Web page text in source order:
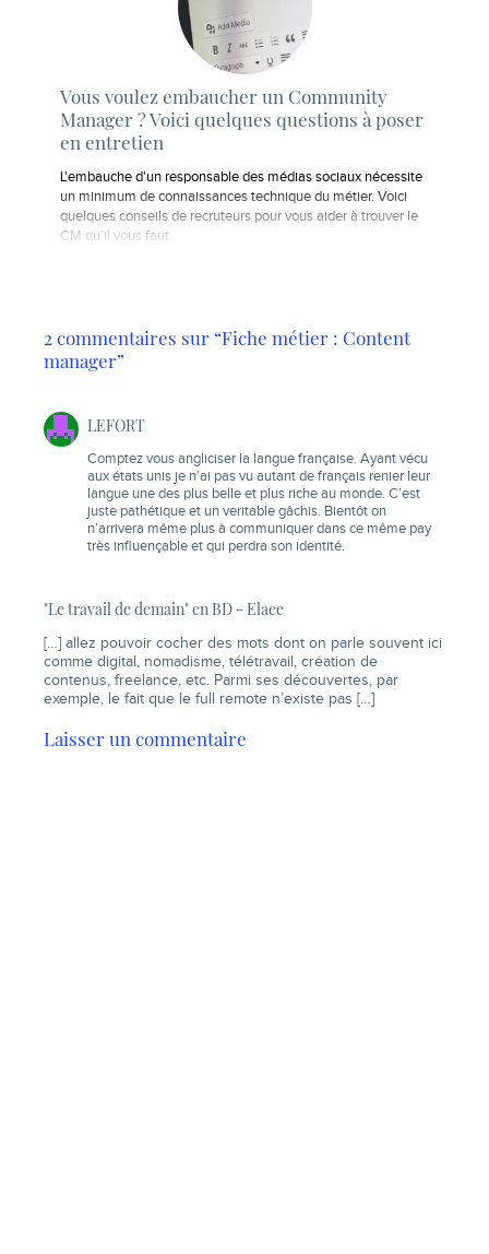
Vous voulez embaucher un Community
Manager ? Voici quelques questions à poser
en entretien
L'embauche d'un responsable des médias sociaux nécessite
un minimum de connaissances technique du métier. Voici
quelques conseils de recruteurs pour vous aider à trouver le
CM qu’il vous faut.
2 commentaires sur “Fiche métier : Content
manager”
LEFORT
Comptez vous angliciser la langue française. Ayant vécu
aux états unis je n’ai pas vu autant de français renier leur
langue une des plus belle et plus riche au monde. C’est
juste pathétique et un veritable gâchis. Bientôt on
n’arrivera même plus à communiquer dans ce même pay
très influençable et qui perdra son identité.
"Le travail de demain" en BD - Elaee
[…] allez pouvoir cocher des mots dont on parle souvent ici
comme digital, nomadisme, télétravail, création de
contenus, freelance, etc. Parmi ses découvertes, par
exemple, le fait que le full remote n’existe pas […]
Laisser un commentaire